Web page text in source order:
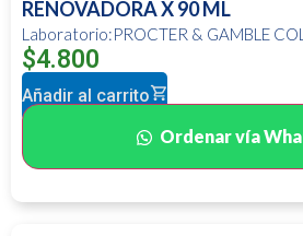
RENOVADORA X 90 ML
Laboratorio:PROCTER & GAMBLE
$4.800
Añadir al carrito
Ordenar vía